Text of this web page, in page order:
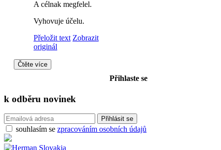
A célnak megfelel.
Vyhovuje účelu.
Přeložit text Zobrazit
originál
Čtěte více
Přihlaste se
k odběru novinek
souhlasím se zpracováním osobních údajů